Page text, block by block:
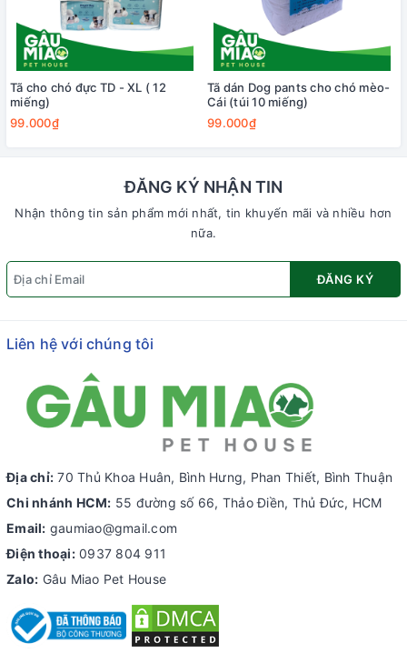
Tã cho chó đực TD - XL ( 12
miếng)
99.000₫
Tã dán Dog pants cho chó mèo-
Cái (túi 10 miếng)
99.000₫
ĐĂNG KÝ NHẬN TIN
Nhận thông tin sản phẩm mới nhất, tin khuyến mãi và nhiều hơn
nữa.
ĐĂNG KÝ
Liên hệ với chúng tôi
Địa chỉ: 70 Thủ Khoa Huân, Bình Hưng, Phan Thiết, Bình Thuận
Chi nhánh HCM: 55 đường số 66, Thảo Điền, Thủ Đức, HCM
Email: gaumiao@gmail.com
Điện thoại: 0937 804 911
Zalo: Gâu Miao Pet House